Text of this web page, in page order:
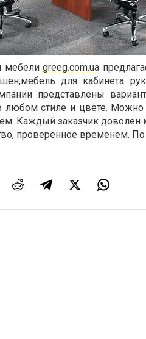
мебелиgreeg.com.ua
для кабинета
представлены
стиле и цвете. Можно
Каждый заказчик доволен
проверенное временем.